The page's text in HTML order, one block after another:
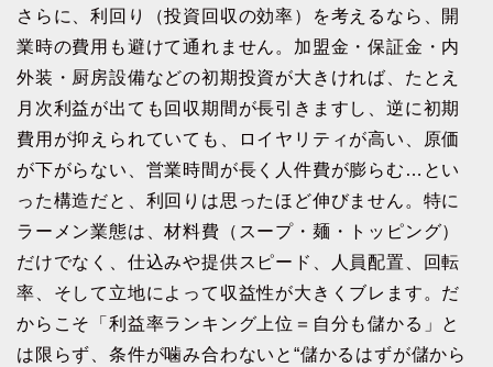
さらに、利回り（投資回収の効率）を考えるなら、開
業時の費用も避けて通れません。加盟金・保証金・内
外装・厨房設備などの初期投資が大きければ、たとえ
月次利益が出ても回収期間が長引きますし、逆に初期
費用が抑えられていても、ロイヤリティが高い、原価
が下がらない、営業時間が長く人件費が膨らむ…とい
った構造だと、利回りは思ったほど伸びません。特に
ラーメン業態は、材料費（スープ・麺・トッピング）
だけでなく、仕込みや提供スピード、人員配置、回転
率、そして立地によって収益性が大きくブレます。だ
からこそ「利益率ランキング上位＝自分も儲かる」と
は限らず、条件が噛み合わないと“儲かるはずが儲から